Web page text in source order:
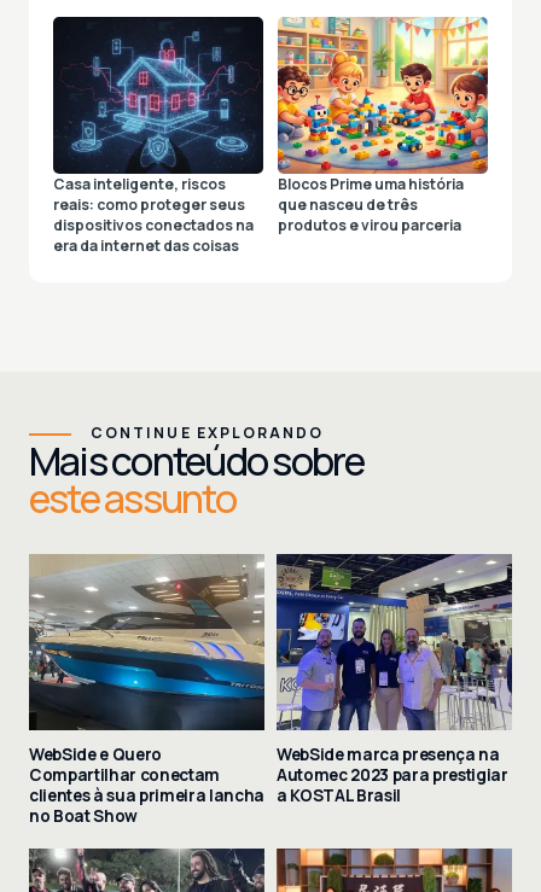
Casa inteligente, riscos
reais: como proteger seus
dispositivos conectados na
era da internet das coisas
Blocos Prime uma história
que nasceu de três
produtos e virou parceria
CONTINUE EXPLORANDO
Mais conteúdo sobre
este assunto
WebSide e Quero
Compartilhar conectam
clientes à sua primeira lancha
no Boat Show
WebSide marca presença na
Automec 2023 para prestigiar
a KOSTAL Brasil